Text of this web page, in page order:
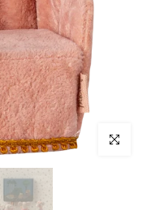
Klik om te